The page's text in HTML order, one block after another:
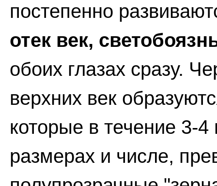
постепенно
отек век,
обоих глазах сразу.
верхних век
которые в течение 3-
размерах и числе,